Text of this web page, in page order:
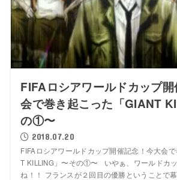
FIFAロシアワールドカップ
会で巻き起こった「GIANT
の①〜
2018.07.20
FIFAロシアワールドカップ開催記念！今大会
T KILLING」〜その①〜 いやぁ、ワールドカ
ね！！ フランスが２回目の優勝ということで